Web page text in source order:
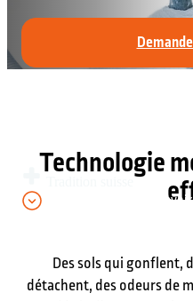
Faites défiler pour en
Technologie
Des sols qui gonflent,
détachent, des odeurs de